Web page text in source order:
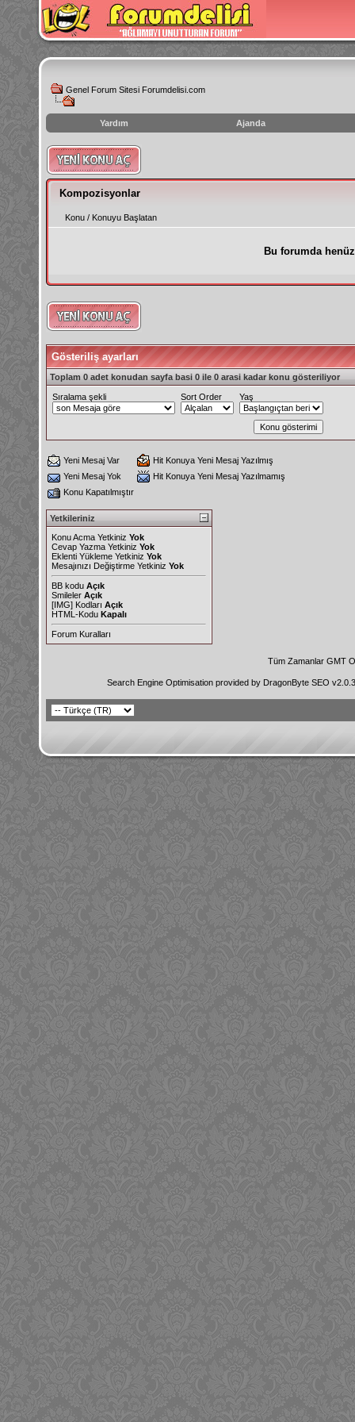
Genel Forum Sitesi Forumdelisi.com
Yardım Ajanda
instagram
izlenme
hilesi
Kompozisyonlar
Konu / Konuyu Başlatan
Bu forumda
Gösteriliş ayarları
Toplam 0 adet konudan sayfa basi 0 ile 0 arasi kadar konu gösteriliyor
Sıralama şekli Sort Order Yaş
Yeni Mesaj Var
Hit Konuya Yeni Mesaj Yazılmış
Yeni Mesaj Yok
Hit Konuya Yeni Mesaj Yazılmamış
Konu Kapatılmıştır
Yetkileriniz
Konu Acma Yetkiniz Yok
Cevap Yazma Yetkiniz Yok
Eklenti Yükleme Yetkiniz Yok
Mesajınızı Değiştirme Yetkiniz Yok
BB kodu Açık
Smileler Açık
[IMG] Kodları Açık
HTML-Kodu Kapalı
Forum Kuralları
Tüm Zamanlar GMT
Search Engine Optimisation provided by DragonByte SEO